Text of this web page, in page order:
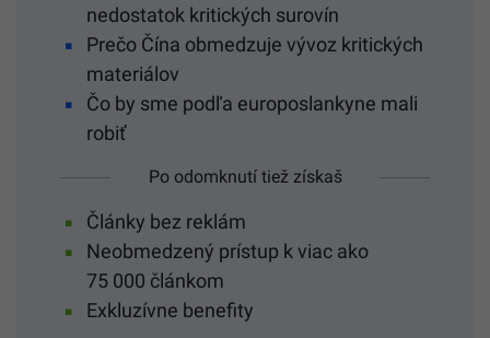
nedostatok kritických surovín
Prečo Čína obmedzuje vývoz kritických
materiálov
Čo by sme podľa europoslankyne mali
robiť
Po odomknutí tiež získaš
Články bez reklám
Neobmedzený prístup k viac ako
75 000 článkom
Exkluzívne benefity